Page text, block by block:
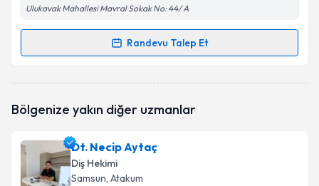
Ulukavak Mahallesi Mavral Sokak No: 44/ A
Randevu Talep Et
Randevu Takvimi Talebi
oluşturun. Size bu uzmandan randevu almanız için bir
E-posta Adresiniz
Bölgenize yakın diğer uzmanlar
Dt. Necip Aytaç
Diş Hekimi
Samsun, Atakum